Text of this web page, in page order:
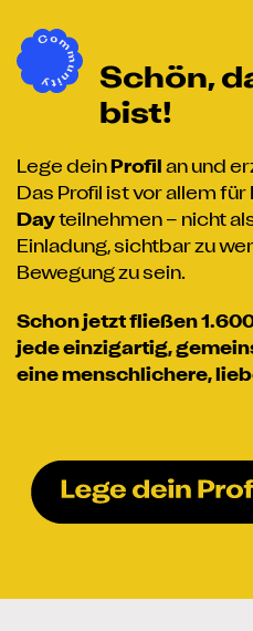
Schön,
bist!
Lege dein Profil
an und
Das Profil ist vor allem
Day teilnehmen – nicht
Einladung, sichtbar zu
Bewegung zu sein.
Schon jetzt fließen
jede einzigartig,
eine menschlichere,